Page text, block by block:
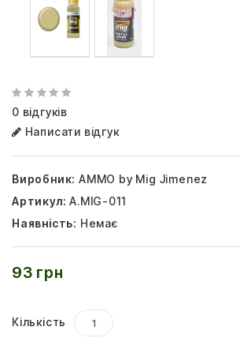
0 відгуків
Написати відгук
Виробник: AMMO by Mig Jimenez
Артикул: A.MIG-011
Наявність: Немає
93 грн
Кількість